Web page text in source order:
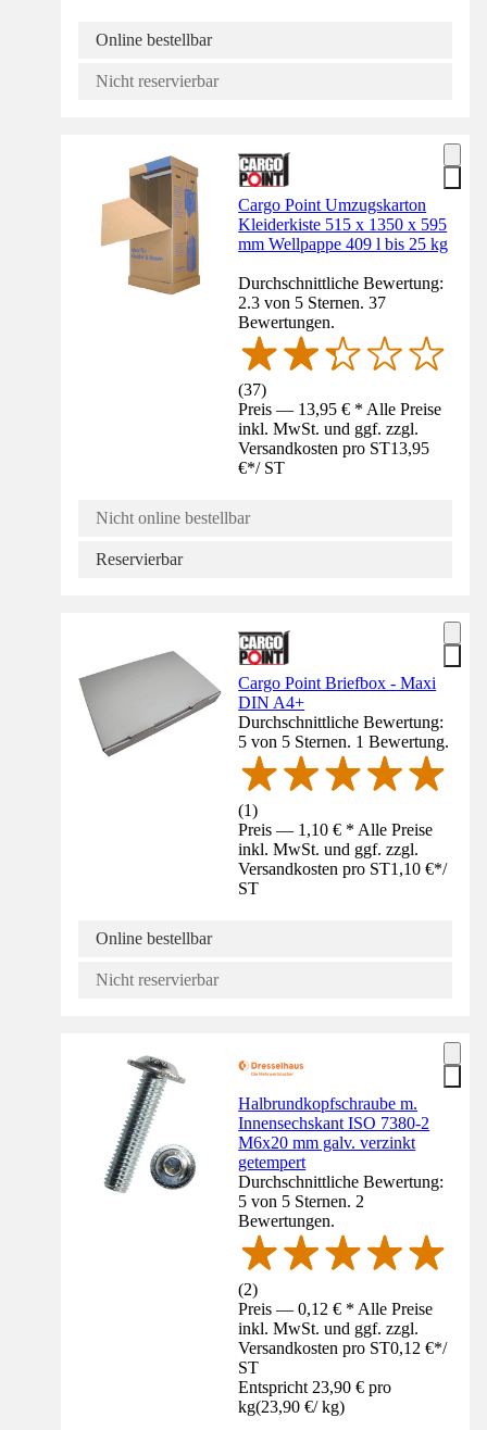
Online bestellbar
Nicht reservierbar
Cargo Point Umzugskarton
Kleiderkiste 515 x 1350 x 595
mm Wellpappe 409 l bis 25 kg
Durchschnittliche Bewertung:
2.3 von 5 Sternen. 37
Bewertungen.
(37)
Preis — 13,95 € * Alle Preise
inkl. MwSt. und ggf. zzgl.
Versandkosten pro ST13,95
€*/ ST
Nicht online bestellbar
Reservierbar
Cargo Point Briefbox - Maxi
DIN A4+
Durchschnittliche Bewertung:
5 von 5 Sternen. 1 Bewertung.
(1)
Preis — 1,10 € * Alle Preise
inkl. MwSt. und ggf. zzgl.
Versandkosten pro ST1,10 €*/
ST
Online bestellbar
Nicht reservierbar
Halbrundkopfschraube m.
Innensechskant ISO 7380-2
M6x20 mm galv. verzinkt
getempert
Durchschnittliche Bewertung:
5 von 5 Sternen. 2
Bewertungen.
(2)
Preis — 0,12 € * Alle Preise
inkl. MwSt. und ggf. zzgl.
Versandkosten pro ST0,12 €*/
ST
Entspricht 23,90 € pro
kg(23,90 €/ kg)